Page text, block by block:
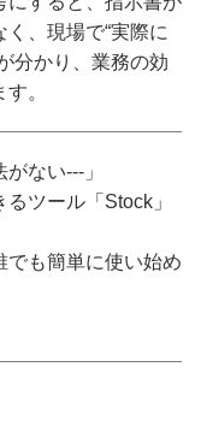
、現場で“実際に
分かり、業務の効
。
ない---」
ツール「Stock」
でも簡単に使い始め